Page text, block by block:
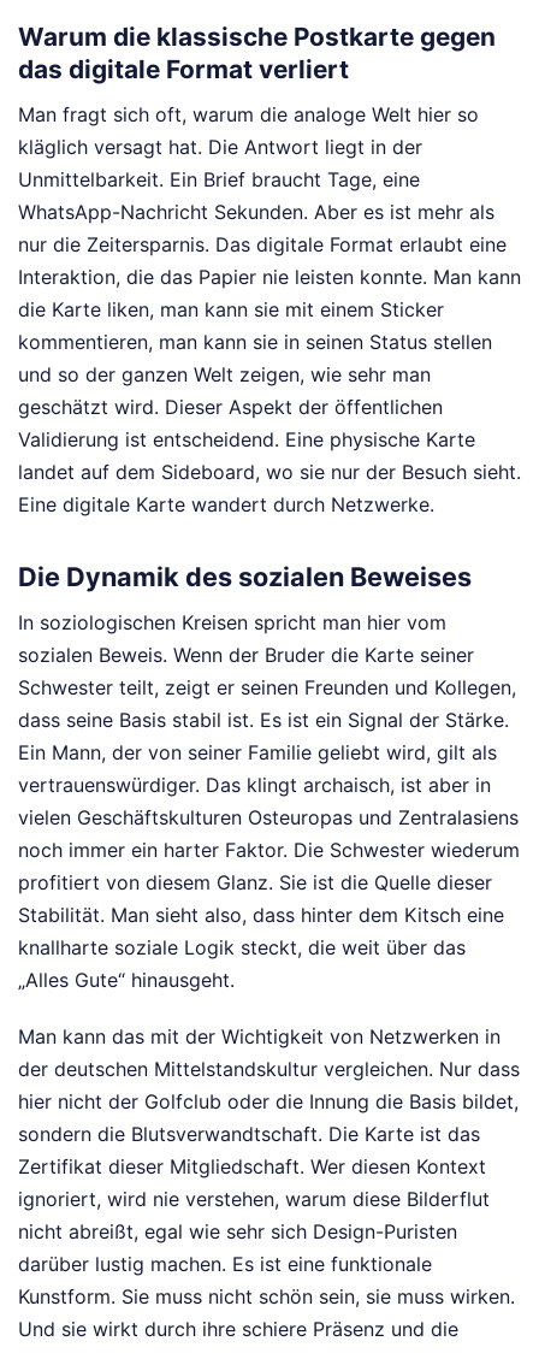
Warum die klassische Postkarte gegen
das digitale Format verliert
Man fragt sich oft, warum die analoge Welt hier so
kläglich versagt hat. Die Antwort liegt in der
Unmittelbarkeit. Ein Brief braucht Tage, eine
WhatsApp-Nachricht Sekunden. Aber es ist mehr als
nur die Zeitersparnis. Das digitale Format erlaubt eine
Interaktion, die das Papier nie leisten konnte. Man kann
die Karte liken, man kann sie mit einem Sticker
kommentieren, man kann sie in seinen Status stellen
und so der ganzen Welt zeigen, wie sehr man
geschätzt wird. Dieser Aspekt der öffentlichen
Validierung ist entscheidend. Eine physische Karte
landet auf dem Sideboard, wo sie nur der Besuch sieht.
Eine digitale Karte wandert durch Netzwerke.
Die Dynamik des sozialen Beweises
In soziologischen Kreisen spricht man hier vom
sozialen Beweis. Wenn der Bruder die Karte seiner
Schwester teilt, zeigt er seinen Freunden und Kollegen,
dass seine Basis stabil ist. Es ist ein Signal der Stärke.
Ein Mann, der von seiner Familie geliebt wird, gilt als
vertrauenswürdiger. Das klingt archaisch, ist aber in
vielen Geschäftskulturen Osteuropas und Zentralasiens
noch immer ein harter Faktor. Die Schwester wiederum
profitiert von diesem Glanz. Sie ist die Quelle dieser
Stabilität. Man sieht also, dass hinter dem Kitsch eine
knallharte soziale Logik steckt, die weit über das
„Alles Gute“ hinausgeht.
Man kann das mit der Wichtigkeit von Netzwerken in
der deutschen Mittelstandskultur vergleichen. Nur dass
hier nicht der Golfclub oder die Innung die Basis bildet,
sondern die Blutsverwandtschaft. Die Karte ist das
Zertifikat dieser Mitgliedschaft. Wer diesen Kontext
ignoriert, wird nie verstehen, warum diese Bilderflut
nicht abreißt, egal wie sehr sich Design-Puristen
darüber lustig machen. Es ist eine funktionale
Kunstform. Sie muss nicht schön sein, sie muss wirken.
Und sie wirkt durch ihre schiere Präsenz und die